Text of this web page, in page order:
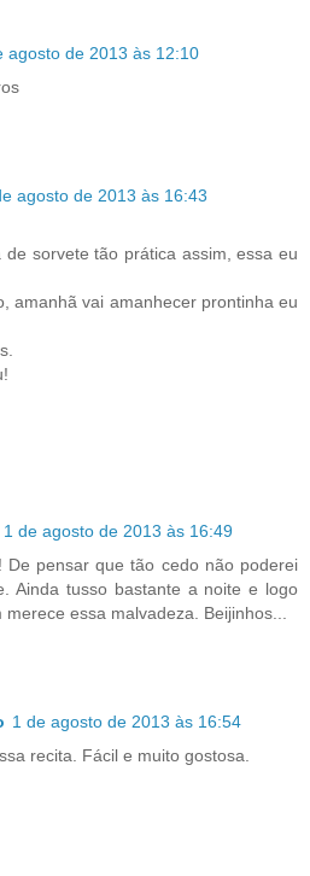
agosto de 2013 às 12:10
agosto de 2013 às 16:43
de sorvete tão prática assim, essa eu
amanhã vai amanhecer prontinha eu
1 de agosto de 2013 às 16:49
De pensar que tão cedo não poderei
Ainda tusso bastante a noite e logo
essa malvadeza. Beijinhos...
1 de agosto de 2013 às 16:54
recita. Fácil e muito gostosa.